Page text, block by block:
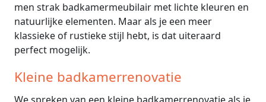
men strak badkamermeubilair met lichte kleuren en
natuurlijke elementen. Maar als je een meer
klassieke of rustieke stijl hebt, is dat uiteraard
perfect mogelijk.
Kleine badkamerrenovatie